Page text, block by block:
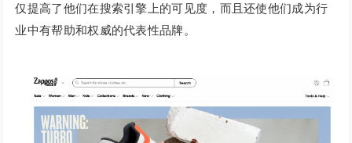
仅提高了他们在搜索引擎上的可见度，而且还使他们成为行
业中有帮助和权威的代表性品牌。